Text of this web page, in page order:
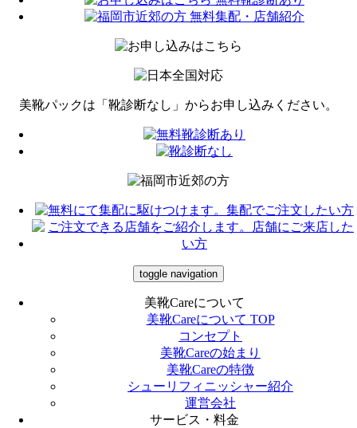
美靴パックは「靴診断なし」からお申し込みください。
toggle navigation
美靴Careについて
美靴Careについて TOP
コンセプト
美靴Careの始まり
美靴Careの特徴
シューリフィニッシャー紹介
運営会社
サービス・料金